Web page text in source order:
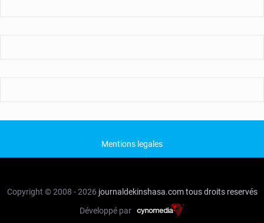
Mentions legales
Copyright © 2008 - 2026 journaldekinshasa.com tous droits reservés
Développé par